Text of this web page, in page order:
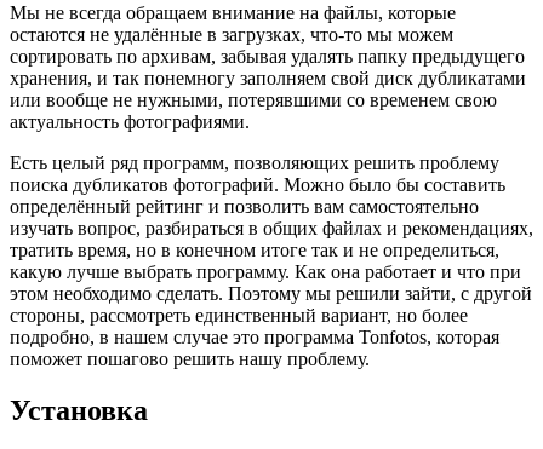
Мы не всегда обращаем внимание на файлы, которые
остаются не удалённые в загрузках, что-то мы можем
сортировать по архивам, забывая удалять папку предыдущего
хранения, и так понемногу заполняем свой диск дубликатами
или вообще не нужными, потерявшими со временем свою
актуальность фотографиями.
Есть целый ряд программ, позволяющих решить проблему
поиска дубликатов фотографий. Можно было бы составить
определённый рейтинг и позволить вам самостоятельно
изучать вопрос, разбираться в общих файлах и рекомендациях,
тратить время, но в конечном итоге так и не определиться,
какую лучше выбрать программу. Как она работает и что при
этом необходимо сделать. Поэтому мы решили зайти, с другой
стороны, рассмотреть единственный вариант, но более
подробно, в нашем случае это программа Tonfotos, которая
поможет пошагово решить нашу проблему.
Установка